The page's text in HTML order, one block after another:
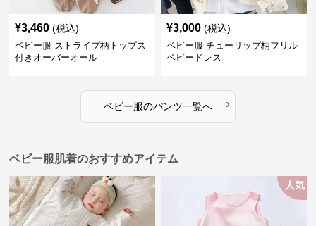
¥3,460 (税込)
ベビー服 ストライプ柄トップス
付きオーバーオール
¥3,000 (税込)
ベビー服 チューリップ柄フリル
ベビードレス
ベビー服のパンツ一覧へ ›
ベビー服肌着のおすすめアイテム
人気